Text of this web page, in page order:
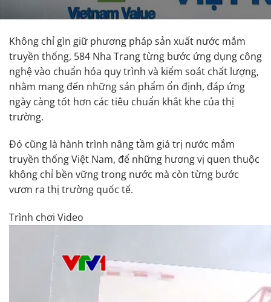
Không chỉ gìn giữ phương pháp sản xuất nước mắm
truyền thống, 584 Nha Trang từng bước ứng dụng công
nghệ vào chuẩn hóa quy trình và kiểm soát chất lượng,
nhằm mang đến những sản phẩm ổn định, đáp ứng
ngày càng tốt hơn các tiêu chuẩn khắt khe của thị
trường.
Đó cũng là hành trình nâng tầm giá trị nước mắm
truyền thống Việt Nam, để những hương vị quen thuộc
không chỉ bền vững trong nước mà còn từng bước
vươn ra thị trường quốc tế.
Trình chơi Video